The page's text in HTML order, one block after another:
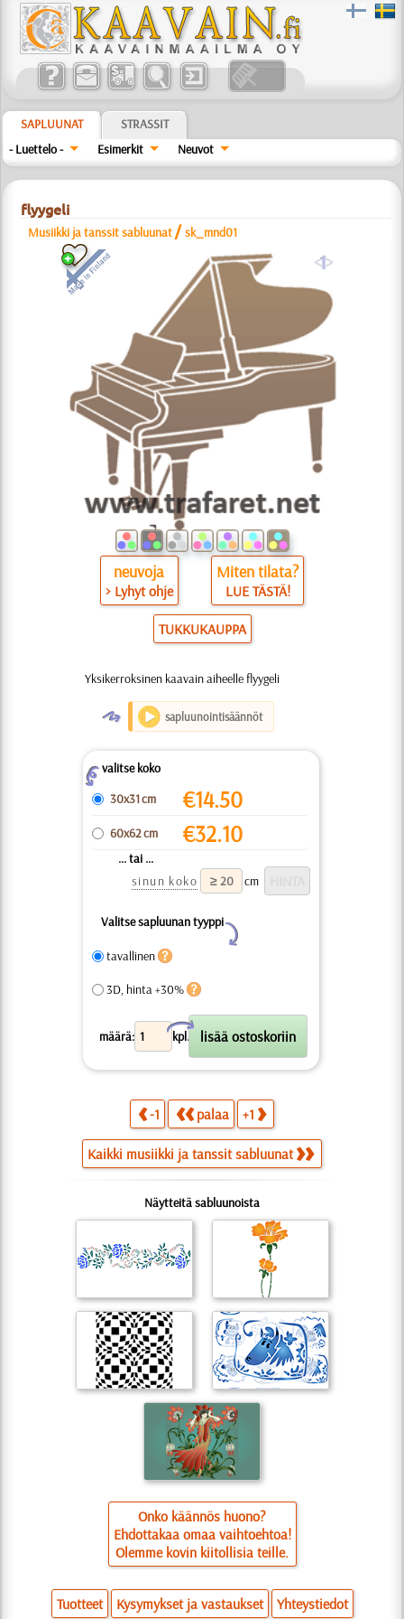
SAPLUUNAT
STRASSIT
- Luettelo -
Esimerkit Neuvot
flyygeli
Musiikki ja tanssit sabluunat /sk_mnd01
a
neuvoja
> Lyhyt ohje
Miten tilata?
LUE TÄSTÄ!
TUKKUKAUPPA
Yksikerroksinen kaavain aiheelle flyygeli
O sapluunointisäännöt
Zvalitse koko
30x31 cm
€14.50
60x62 cm €32.10
... tai ...
sinun koko
cm
Valitse sapluunan tyyppi
Y
tavallinen
3D, hinta +30%
määrä: kpl.
X
-1 palaa +1
Kaikki musiikki ja tanssit sabluunat
Näytteitä sabluunoista
Onko käännös huono?
Ehdottakaa omaa vaihtoehtoa!
Olemme kovin kiitollisia teille.
Tuotteet Kysymykset ja vastaukset Yhteystiedot